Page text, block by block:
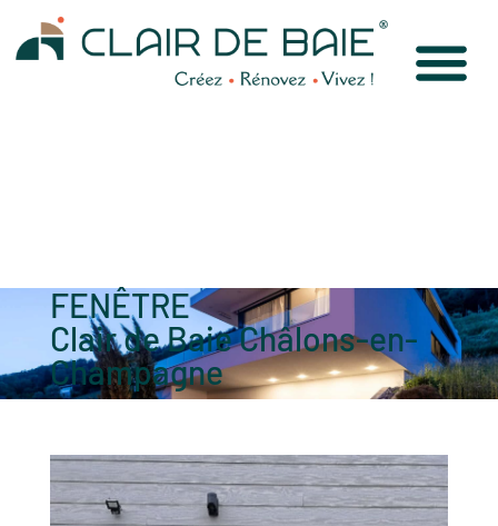
FENÊTRE
Clair de Baie Châlons-en-
Champagne